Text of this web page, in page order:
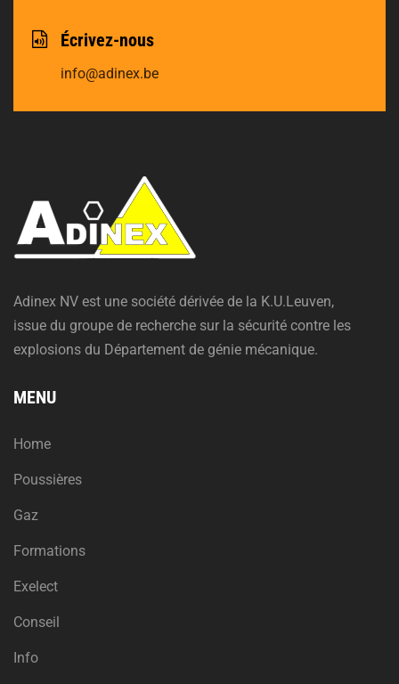
Écrivez-nous
info@adinex.be
Adinex NV est une société dérivée de la K.U.Leuven,
issue du groupe de recherche sur la sécurité contre les
explosions du Département de génie mécanique.
MENU
Home
Poussières
Gaz
Formations
Exelect
Conseil
Info